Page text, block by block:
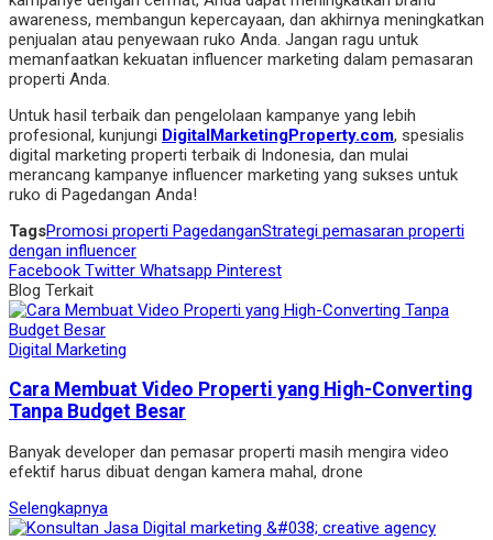
awareness, membangun kepercayaan, dan akhirnya meningkatkan
penjualan atau penyewaan ruko Anda. Jangan ragu untuk
memanfaatkan kekuatan influencer marketing dalam pemasaran
properti Anda.
Untuk hasil terbaik dan pengelolaan kampanye yang lebih
profesional, kunjungi DigitalMarketingProperty.com, spesialis
digital marketing properti terbaik di Indonesia, dan mulai
merancang kampanye influencer marketing yang sukses untuk
ruko di Pagedangan Anda!
TagsPromosi properti PagedanganStrategi pemasaran properti
dengan influencer
Facebook Twitter Whatsapp Pinterest
Blog Terkait
Digital Marketing
Cara Membuat Video Properti yang High-Converting
Tanpa Budget Besar
Banyak developer dan pemasar properti masih mengira video
efektif harus dibuat dengan kamera mahal, drone
Selengkapnya